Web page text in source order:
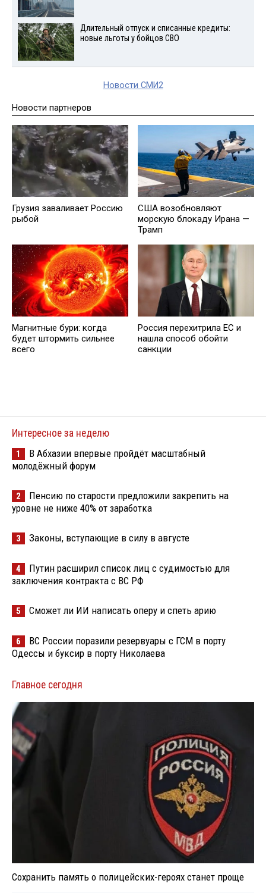
Длительный отпуск и списанные кредиты:
новые льготы у бойцов СВО
Новости СМИ2
Новости партнеров
Грузия заваливает Россию
рыбой
США возобновляют
морскую блокаду Ирана —
Трамп
Магнитные бури: когда
будет штормить сильнее
всего
Россия перехитрила EC и
нашла способ обойти
санкции
Интересное за неделю
1
В Абхазии впервые пройдёт масштабный
молодёжный форум
2
Пенсию по старости предложили закрепить на
уровне не ниже 40% от заработка
3 Законы, вступающие в силу в августе
4
Путин расширил список лиц с судимостью для
заключения контракта с ВС РФ
5 Сможет ли ИИ написать оперу и спеть арию
6
ВС России поразили резервуары с ГСМ в порту
Одессы и буксир в порту Николаева
Главное сегодня
Сохранить память о полицейских-героях станет проще